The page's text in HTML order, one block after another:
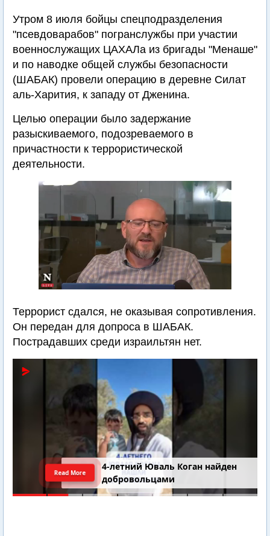
Утром 8 июля бойцы спецподразделения
"псевдоварабов" погранслужбы при участии
военнослужащих ЦАХАЛа из бригады "Менаше"
и по наводке общей службы безопасности
(ШАБАК) провели операцию в деревне Силат
аль-Харития, к западу от Дженина.
Целью операции было задержание
разыскиваемого, подозреваемого в
причастности к террористической
деятельности.
Террорист сдался, не оказывая сопротивления.
Он передан для допроса в ШАБАК.
Пострадавших среди израильтян нет.
4-летний Юваль Коган найден
добровольцами
Read More